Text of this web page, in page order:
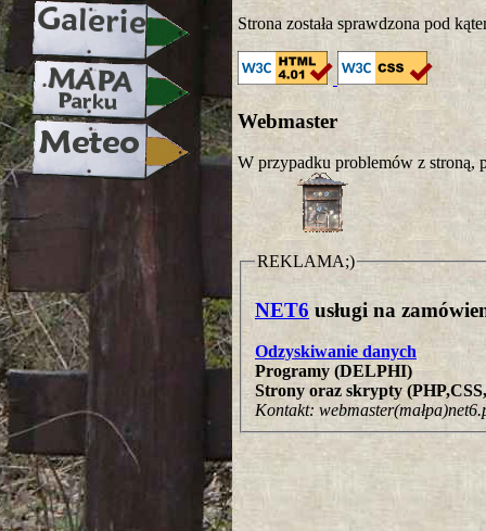
Strona została sprawdzona pod
Webmaster
W przypadku problemów z stroną,
REKLAMA;)
NET6 usługi na
Odzyskiwanie danych
Programy (DELPHI)
Strony oraz skrypty
Kontakt: